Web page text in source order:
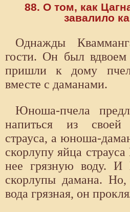
88. О том, как
завалило
Однажды
гости. Он был
пришли к дому
вместе с даманами.
Юноша-пчела
напиться из
страуса, а юноша-
скорлупу яйца
нее грязную воду. И
скорлупы дамана. Но,
вода грязная, он